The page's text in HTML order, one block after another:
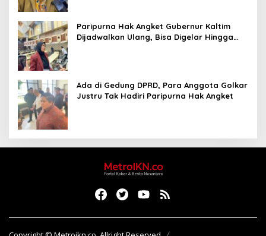
Paripurna Hak Angket Gubernur Kaltim
Dijadwalkan Ulang, Bisa Digelar Hingga
Ada di Gedung DPRD, Para Anggota Golkar
Justru Tak Hadiri Paripurna Hak Angket